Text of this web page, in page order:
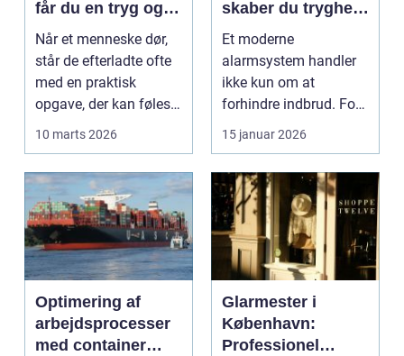
får du en tryg og
effektiv løsning
Når et menneske dør,
står de efterladte ofte
med en praktisk
opgave, der kan føles
10 marts 2026
skaber du tryghed
i hverdagen
Et moderne
alarmsystem handler
ikke kun om at
forhindre indbrud. For
mange familier og
virksomheder ...
15 januar 2026
Optimering af
arbejdsprocesser
med container
Glarmester i
København:
Professionel